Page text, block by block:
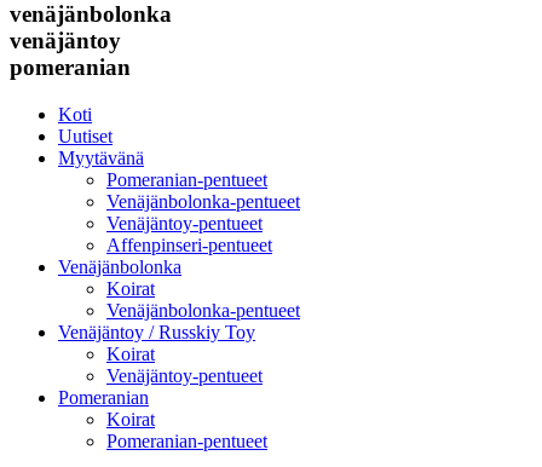
venäjänbolonka
venäjäntoy
pomeranian
Koti
Uutiset
Myytävänä
Pomeranian-pentueet
Venäjänbolonka-pentueet
Venäjäntoy-pentueet
Affenpinseri-pentueet
Venäjänbolonka
Koirat
Venäjänbolonka-pentueet
Venäjäntoy / Russkiy Toy
Koirat
Venäjäntoy-pentueet
Pomeranian
Koirat
Pomeranian-pentueet